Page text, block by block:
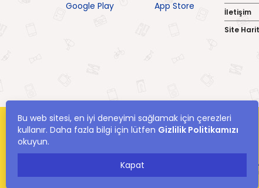
İletişim
Site
hanii.net Yer Alan Kullanıcıların Oluşturduğu Tüm İçerik,
Ve Bilgilerin
Bu web sitesi, en iyi deneyimi sağlamak için çerezleri
kullanır. Daha fazla bilgi için lütfen Gizlilik Politikamızı
okuyun.
Kapat